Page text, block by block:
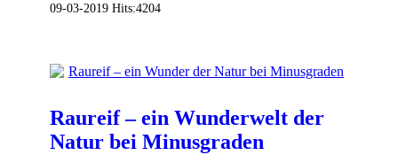
09-03-2019 Hits:4204
Raureif – ein Wunderwelt der
Natur bei Minusgraden